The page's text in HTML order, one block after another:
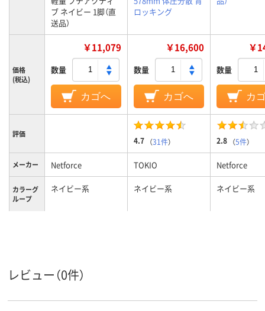
ブ ネイビー 1脚（直
送品）
ロッキング
価格
(税込)
￥11,079
数量
カゴへ
￥16,600
数量
カゴへ
￥
数量
カ
評価
4.7 （31件） 2.8 （5件）
メーカー Netforce TOKIO Netforce
カラーグ
ループ
ネイビー系 ネイビー系 ネイビー系
レビュー（0件）